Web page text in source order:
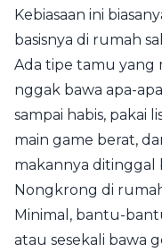
Kebiasaan ini
basisnya di rumah
Ada tipe tamu yang
nggak bawa apa-
sampai habis, pakai
main game berat,
makannya ditinggal
Nongkrong di
Minimal, bantu-
atau sesekali bawa